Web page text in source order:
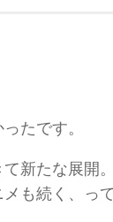
たです。
新たな展開。
も続く、っ